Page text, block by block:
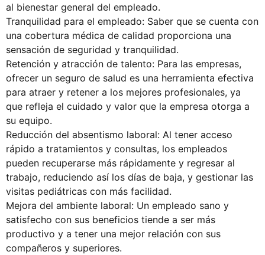
al bienestar general del empleado.
Tranquilidad para el empleado: Saber que se cuenta con
una cobertura médica de calidad proporciona una
sensación de seguridad y tranquilidad.
Retención y atracción de talento: Para las empresas,
ofrecer un seguro de salud es una herramienta efectiva
para atraer y retener a los mejores profesionales, ya
que refleja el cuidado y valor que la empresa otorga a
su equipo.
Reducción del absentismo laboral: Al tener acceso
rápido a tratamientos y consultas, los empleados
pueden recuperarse más rápidamente y regresar al
trabajo, reduciendo así los días de baja, y gestionar las
visitas pediátricas con más facilidad.
Mejora del ambiente laboral: Un empleado sano y
satisfecho con sus beneficios tiende a ser más
productivo y a tener una mejor relación con sus
compañeros y superiores.